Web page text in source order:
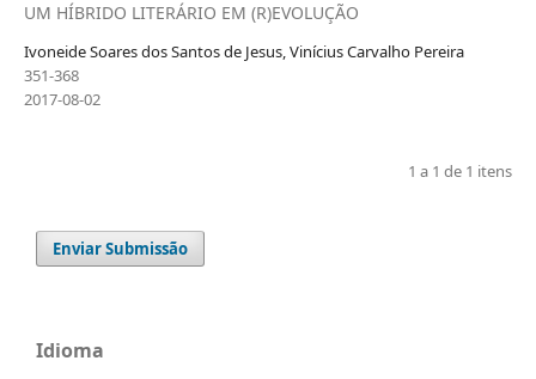
UM HÍBRIDO LITERÁRIO EM (R)EVOLUÇÃO
Ivoneide Soares dos Santos de Jesus, Vinícius Carvalho Pereira
351-368
2017-08-02
1 a 1 de 1 itens
Enviar Submissão
Idioma